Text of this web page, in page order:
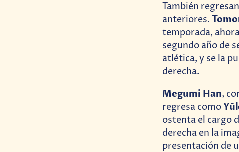
También
anteriores.
temporada,
segundo año de
atlética, y se la
derecha.
Megumi Han,
regresa como
ostenta el cargo
derecha en la
presentación de